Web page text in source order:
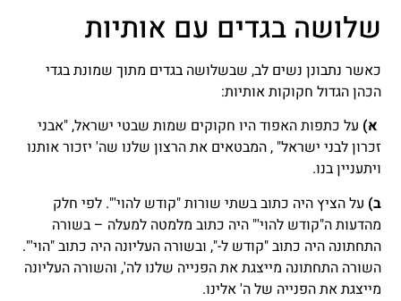
שלושה בגדים עם אותיות
כאשר נתבונן נשים לב, שבשלושה בגדים מתוך שמונת בגדי
הכהן הגדול חקוקות אותיות:
א) על כתפות האפוד היו חקוקים שמות שבטי ישראל, "אבני
זכרון לבני ישראל" , המבטאים את הרצון שלנו שה' יזכור אותנו
ויתעניין בנו.
ב) על הציץ היה כתוב בשתי שורות "קודש להוי'". לפי חלק
מהדעות ה"קודש להוי'" היה כתוב מלמטה למעלה – בשורה
התחתונה היה כתוב "קודש ל-", ובשורה העליונה היה כתוב "הוי'".
השורה התחתונה מייצגת את הפנייה שלנו לה', והשורה העליונה
מייצגת את הפנייה של ה' אלינו.